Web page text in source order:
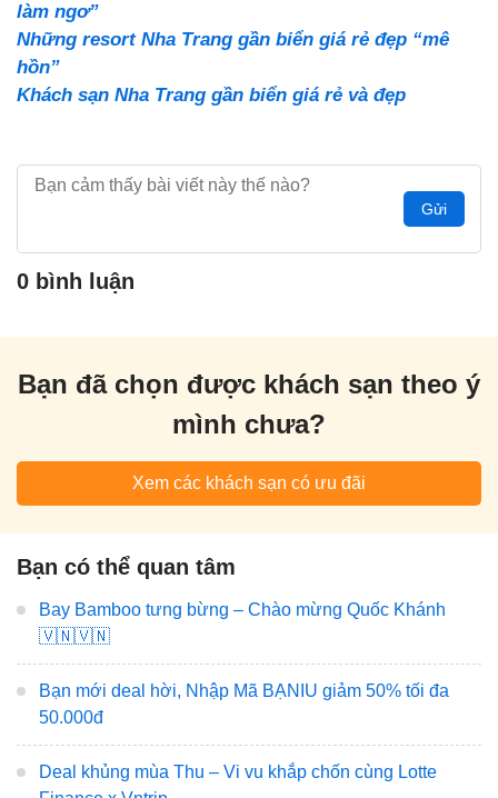
làm ngơ”
Những resort Nha Trang gần biển giá rẻ đẹp “mê
hồn”
Khách sạn Nha Trang gần biển giá rẻ và đẹp
Gửi
0 bình luận
Bạn đã chọn được khách sạn theo ý
mình chưa?
Xem các khách sạn có ưu đãi
Bạn có thể quan tâm
Bay Bamboo tưng bừng – Chào mừng Quốc Khánh
🇻🇳🇻🇳
Bạn mới deal hời, Nhập Mã BẠNIU giảm 50% tối đa
50.000đ
Deal khủng mùa Thu – Vi vu khắp chốn cùng Lotte